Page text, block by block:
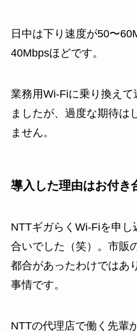
日中は下り速度が50〜
40Mbpsほどです。
業務用Wi-Fiに乗り換え
ましたが、過度な期待は
ません。
導入した理由はお付き
NTTギガらくWi-Fiを申し
合いでした（笑）。市販
都合があったわけではあ
事情です。
NTTの代理店で働く先輩